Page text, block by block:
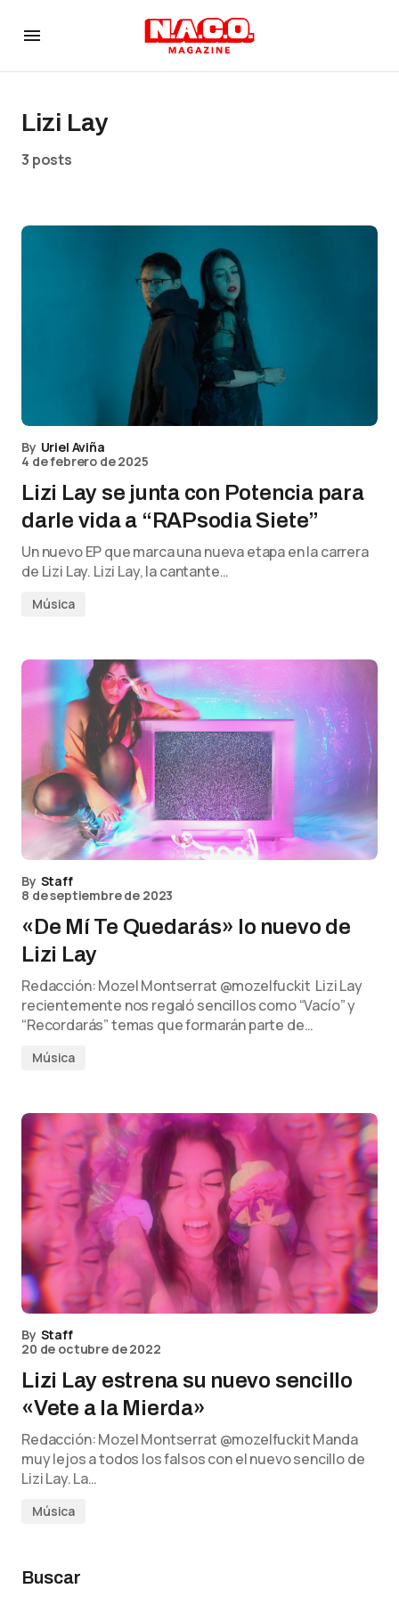
Lizi Lay
3 posts
By Uriel Aviña
4 de febrero de 2025
Lizi Lay se junta con Potencia para
darle vida a “RAPsodia Siete”
Un nuevo EP que marca una nueva etapa en la carrera
de Lizi Lay. Lizi Lay, la cantante…
Música
By Staff
8 de septiembre de 2023
«De Mí Te Quedarás» lo nuevo de
Lizi Lay
Redacción: Mozel Montserrat @mozelfuckit Lizi Lay
recientemente nos regaló sencillos como “Vacío” y
“Recordarás” temas que formarán parte de…
Música
By Staff
20 de octubre de 2022
Lizi Lay estrena su nuevo sencillo
«Vete a la Mierda»
Redacción: Mozel Montserrat @mozelfuckit Manda
muy lejos a todos los falsos con el nuevo sencillo de
Lizi Lay. La…
Música
Buscar